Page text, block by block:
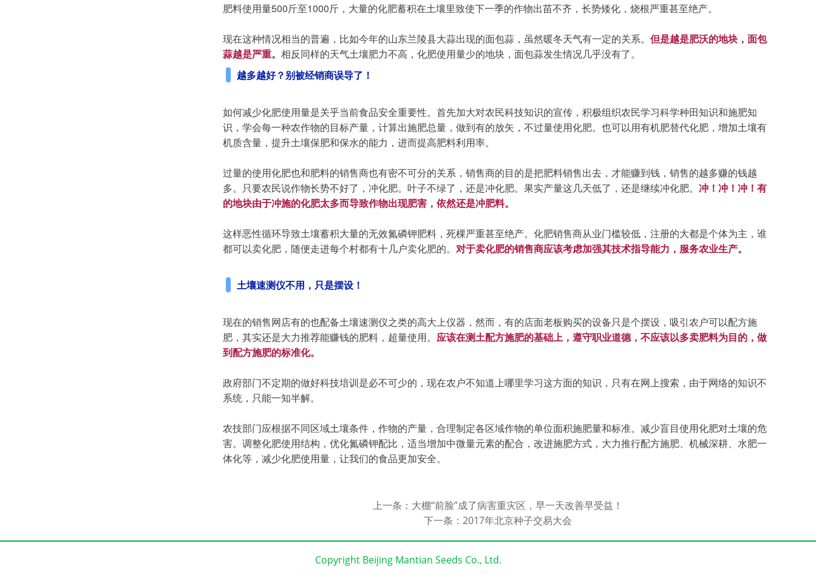
肥料使用量500斤至1000斤，大量的化肥蓄积在土壤里致使下一季的作物出苗不齐，长势矮化，烧根严重甚至绝产。
现在这种情况相当的普遍，比如今年的山东兰陵县大蒜出现的面包蒜，虽然暖冬天气有一定的关系。 但是越是肥沃的地块，面包
蒜越是严重。 相反同样的天气土壤肥力不高，化肥使用量少的地块，面包蒜发生情况几乎没有了。
越多越好？别被经销商误导了！
如何减少化肥使用量是关乎当前食品安全重要性。首先加大对农民科技知识的宣传，积极组织农民学习科学种田知识和施肥知
识，学会每一种农作物的目标产量，计算出施肥总量，做到有的放矢，不过量使用化肥。也可以用有机肥替代化肥，增加土壤有
机质含量，提升土壤保肥和保水的能力，进而提高肥料利用率。
过量的使用化肥也和肥料的销售商也有密不可分的关系，销售商的目的是把肥料销售出去，才能赚到钱，销售的越多赚的钱越
多。只要农民说作物长势不好了，冲化肥。叶子不绿了，还是冲化肥。果实产量这几天低了，还是继续冲化肥。 冲！冲！冲！有
的地块由于冲施的化肥太多而导致作物出现肥害，依然还是冲肥料。
这样恶性循环导致土壤蓄积大量的无效氮磷钾肥料，死棵严重甚至绝产。化肥销售商从业门槛较低，注册的大都是个体为主，谁
都可以卖化肥，随便走进每个村都有十几户卖化肥的。 对于卖化肥的销售商应该考虑加强其技术指导能力，服务农业生产。
土壤速测仪不用，只是摆设！
现在的销售网店有的也配备土壤速测仪之类的高大上仪器，然而，有的店面老板购买的设备只是个摆设，吸引农户可以配方施
肥，其实还是大力推荐能赚钱的肥料，超量使用。 应该在测土配方施肥的基础上，遵守职业道德，不应该以多卖肥料为目的，做
到配方施肥的标准化。
政府部门不定期的做好科技培训是必不可少的，现在农户不知道上哪里学习这方面的知识，只有在网上搜索，由于网络的知识不
系统，只能一知半解。
农技部门应根据不同区域土壤条件，作物的产量，合理制定各区域作物的单位面积施肥量和标准。减少盲目使用化肥对土壤的危
害。调整化肥使用结构，优化氮磷钾配比，适当增加中微量元素的配合，改进施肥方式，大力推行配方施肥、机械深耕、水肥一
体化等，减少化肥使用量，让我们的食品更加安全。
上一条： 大棚“前脸”成了病害重灾区，早一天改善早受益！
下一条： 2017年北京种子交易大会
Copyright Beijing Mantian Seeds Co., Ltd.